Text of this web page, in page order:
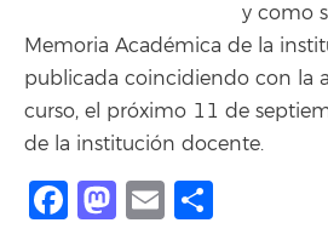
y como
Memoria Académica de la
publicada coincidiendo con la
curso, el próximo 11 de
de la institución docente.
Facebook
Mastodon
Email